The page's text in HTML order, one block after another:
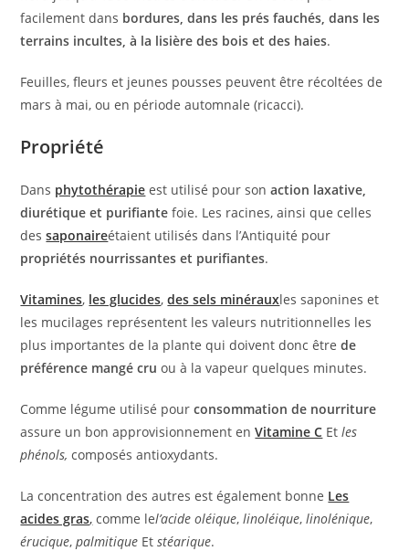
facilement dans bordures, dans les prés fauchés, dans les
terrains incultes, à la lisière des bois et des haies.
Feuilles, fleurs et jeunes pousses peuvent être récoltées de
mars à mai, ou en période automnale (ricacci).
Propriété
Dans phytothérapie est utilisé pour sonaction laxative,
diurétique et purifiante foie. Les racines, ainsi que celles
dessaponaireétaient utilisés dans l’Antiquité pour
propriétés nourrissantes et purifiantes.
Vitamines, les glucides,des sels minérauxles saponines et
les mucilages représentent les valeurs nutritionnelles les
plus importantes de la plante qui doivent donc êtrede
préférence mangé cru ou à la vapeur quelques minutes.
Comme légume utilisé pourconsommation de nourriture
assure un bon approvisionnement enVitamine C Etles
phénols,composés antioxydants.
La concentration des autres est également bonne Les
acides gras, comme lel’acide oléique,linoléique,linolénique,
érucique,palmitique Etstéarique.